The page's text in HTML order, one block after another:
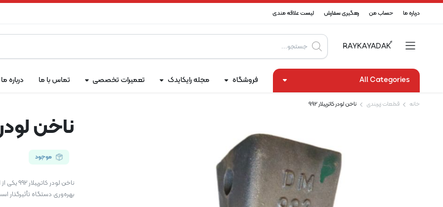
درباره ما حساب من رهگیری سفارش لیست علاقه مندی
Products
search
All Categories فروشگاه مجله رایکایدک تعمیرات تخصصی تماس با ما درباره ما
خانه قطعات زیربندی ناخن لودر کاترپیلار 992
ناخن لودر
موجود
ناخن
بهره‌وری دستگاه تأثیرگذار